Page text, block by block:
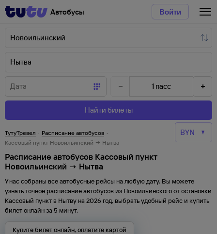
Автобусы Войти
1 пасс
Найти билеты
ТутуТревел · Расписание автобусов ·
Кассовый пункт Новоильинский → Нытва
Расписание автобусов Кассовый пункт
Новоильинский → Нытва
У нас собраны все автобусные рейсы на любую дату. Вы можете
узнать точное расписание автобусов из Новоильинскогоотостановки
Кассовый пункт в Нытву на 2026 год, выбрать удобный рейс и купить
билет онлайн за 5 минут.
Купите билет онлайн, оплатите картой